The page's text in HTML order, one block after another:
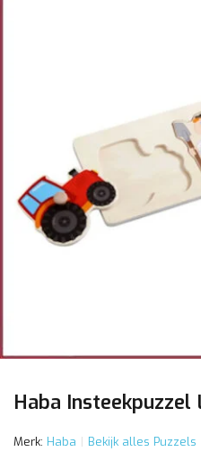
Haba Insteekpuzzel
Merk: Haba Bekijk alles Puzzels